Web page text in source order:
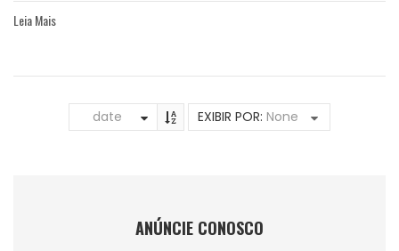
Leia Mais
date EXIBIR POR: None
ANÚNCIE CONOSCO